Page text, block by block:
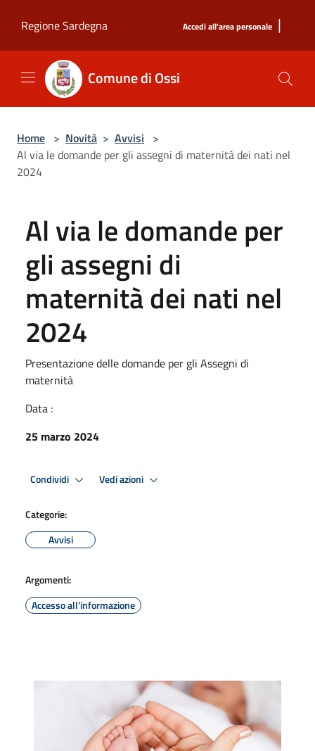
Regione Sardegna
Accedi all'area personale |
Comune di Ossi
Home > Novità > Avvisi >
Al via le domande per gli assegni di maternità dei nati nel
2024
Al via le domande per
gli assegni di
maternità dei nati nel
2024
Presentazione delle domande per gli Assegni di
maternità
Data :
25 marzo 2024
Condividi Vedi azioni
Categorie:
Avvisi
Argomenti:
Accesso all'informazione